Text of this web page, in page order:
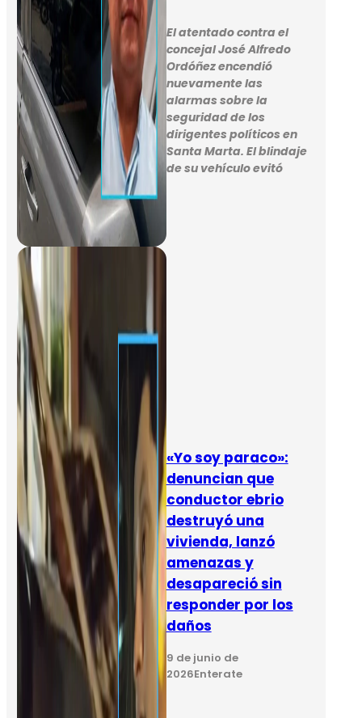
El atentado contra el
concejal José Alfredo
Ordóñez encendió
nuevamente las
alarmas sobre la
seguridad de los
dirigentes políticos en
Santa Marta. El blindaje
de su vehículo evitó
«Yo soy paraco»:
denuncian que
conductor ebrio
destruyó una
vivienda, lanzó
amenazas y
desapareció sin
responder por los
daños
9 de junio de
2026Enterate